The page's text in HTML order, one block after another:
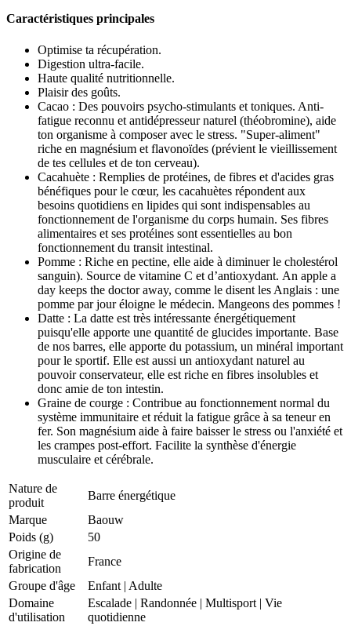
Caractéristiques principales
Optimise ta récupération.
Digestion ultra-facile.
Haute qualité nutritionnelle.
Plaisir des goûts.
Cacao : Des pouvoirs psycho-stimulants et toniques. Anti-
fatigue reconnu et antidépresseur naturel (théobromine), aide
ton organisme à composer avec le stress. "Super-aliment"
riche en magnésium et flavonoïdes (prévient le vieillissement
de tes cellules et de ton cerveau).
Cacahuète : Remplies de protéines, de fibres et d'acides gras
bénéfiques pour le cœur, les cacahuètes répondent aux
besoins quotidiens en lipides qui sont indispensables au
fonctionnement de l'organisme du corps humain. Ses fibres
alimentaires et ses protéines sont essentielles au bon
fonctionnement du transit intestinal.
Pomme : Riche en pectine, elle aide à diminuer le cholestérol
sanguin). Source de vitamine C et d’antioxydant. An apple a
day keeps the doctor away, comme le disent les Anglais : une
pomme par jour éloigne le médecin. Mangeons des pommes !
Datte : La datte est très intéressante énergétiquement
puisqu'elle apporte une quantité de glucides importante. Base
de nos barres, elle apporte du potassium, un minéral important
pour le sportif. Elle est aussi un antioxydant naturel au
pouvoir conservateur, elle est riche en fibres insolubles et
donc amie de ton intestin.
Graine de courge : Contribue au fonctionnement normal du
système immunitaire et réduit la fatigue grâce à sa teneur en
fer. Son magnésium aide à faire baisser le stress ou l'anxiété et
les crampes post-effort. Facilite la synthèse d'énergie
musculaire et cérébrale.
Nature de
produit
Barre énergétique
Marque
Baouw
Poids (g)
50
Origine de
fabrication
France
Groupe d'âge
Enfant | Adulte
Domaine
d'utilisation
Escalade | Randonnée | Multisport | Vie
quotidienne